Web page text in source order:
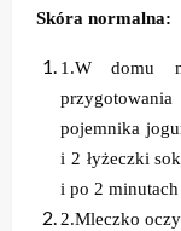
Skóra normalna:
1.W domu
pojemnika
i 2 łyżeczki
i po 2
2.Mleczko